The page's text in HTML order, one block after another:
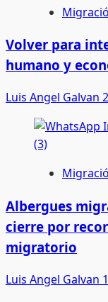
Volver para
humano y
Luis Angel Galvan
Albergues
cierre por
migratorio
Luis Angel Galvan